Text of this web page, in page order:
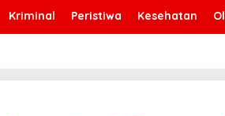
Kriminal Peristiwa Kesehatan